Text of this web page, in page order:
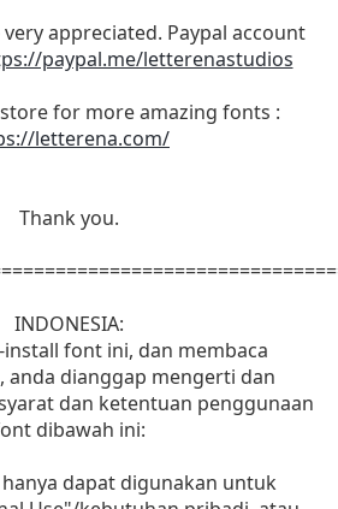
appreciated. Paypal account
paypal.me/letterenastudios
for more amazing fonts :
letterena.com/
Thank you.
INDONESIA:
font ini, dan membaca
anda dianggap mengerti dan
dan ketentuan penggunaan
dibawah ini:
dapat digunakan untuk